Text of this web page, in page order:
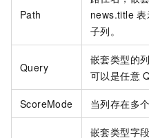
Path
news.title 表
子列。
Query
嵌套类型的
可以是任意
ScoreMode 当列存在多
嵌套类型字